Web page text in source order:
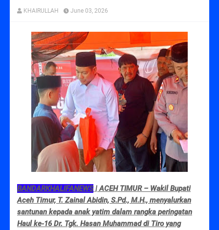
KHAIRULLAH June 03, 2026
BANDARKHALIFANEWS| ACEH TIMUR – Wakil Bupati
Aceh Timur, T. Zainal Abidin, S.Pd., M.H., menyalurkan
santunan kepada anak yatim dalam rangka peringatan
Haul ke-16 Dr. Tgk. Hasan Muhammad di Tiro yang